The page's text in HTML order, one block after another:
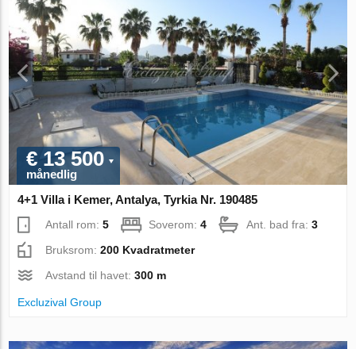
€ 13 500
månedlig
4+1 Villa i Kemer, Antalya, Tyrkia Nr. 190485
Antall rom:5 Soverom:4 Ant. bad fra:3
Bruksrom:200 Kvadratmeter
Avstand til havet:300 m
Excluzival Group